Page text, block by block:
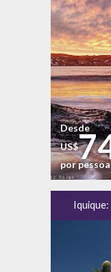
Desde
US$
por pessoa